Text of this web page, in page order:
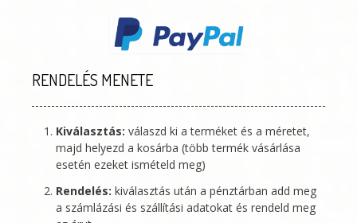
RENDELÉS MENETE
Kiválasztás: válaszd ki a terméket és a méretet,
majd helyezd a kosárba (több termék vásárlása
esetén ezeket ismételd meg)
Rendelés: kiválasztás után a pénztárban add meg
a számlázási és szállítási adatokat és rendeld meg